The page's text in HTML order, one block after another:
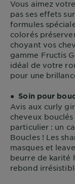
Vous aimez
pas ses effets
formules
colorés
choyant vos
gamme Fructis
idéal de votre
pour une
● Soin pour
Avis aux curly
cheveux
particulier : un
Boucles ! Les
masques et
beurre de karité
rebond